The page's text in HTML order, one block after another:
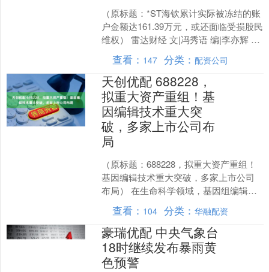
（原标题：*ST海钦累计实际被冻结的账
户金额达161.39万元，或还面临受损股民
维权） 雷达财经 文|冯秀语 编|李亦辉 8
月8日，*ST海钦（证券代码：600....
查看： 147 分类：配资公司
天创优配 688228，
拟重大资产重组！基
因编辑技术重大突
破，多家上市公司布
局
（原标题：688228，拟重大资产重组！
基因编辑技术重大突破，多家上市公司
布局） 在生命科学领域，基因组编辑技
术的迅速发展和广泛应用，为基础研究
和应用开发提供强....
查看： 104 分类：华融配资
豪瑞优配 中央气象台
18时继续发布暴雨黄
色预警